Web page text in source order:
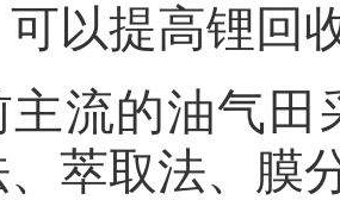
以提高锂回
主流的油气
、萃取法、膜